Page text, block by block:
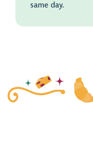
same day.